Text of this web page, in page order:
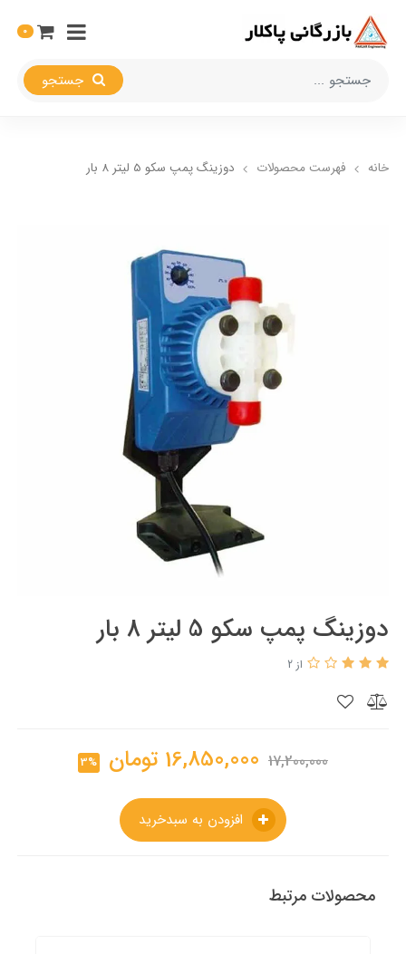
0
خانه فهرست محصولات دوزینگ پمپ سکو 5 لیتر 8 بار
دوزینگ پمپ سکو 5 لیتر 8 بار
از 2
17,200,000
16,850,000 تومان 3%
محصولات مرتبط